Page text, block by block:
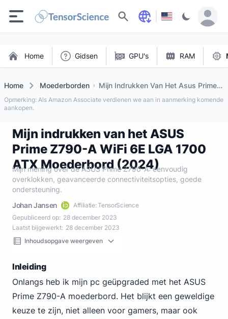
Zoeken
Home Gidsen GPU's RAM
Home Moederborden
Mijn Indrukken Van Het Asus Prime
Z790 A Wifi 6e Lga 1700 Atx
Opmerking: Als Amazon Associate verdienen we aan in aanmerking komende
aankopen.
Mijn indrukken van het ASUS
Prime Z790-A WiFi 6E LGA 1700
ATX Moederbord (2024)
Mijn mening over de ASUS Prime Z790-A: eenvoudig
overklokken, geavanceerde connectiviteitsopties, goede
ondersteuning.
Johan Jansen
Affiliatie: TensorScience
Gepubliceerd op: 28 december 2023
Laatst bijgewerkt: 28 december 2023
Inhoudsopgave weergeven
Inleiding
Onlangs heb ik mijn pc geüpgraded met het ASUS
Prime Z790-A moederbord. Het blijkt een geweldige
keuze te zijn, niet alleen voor gamers, maar ook